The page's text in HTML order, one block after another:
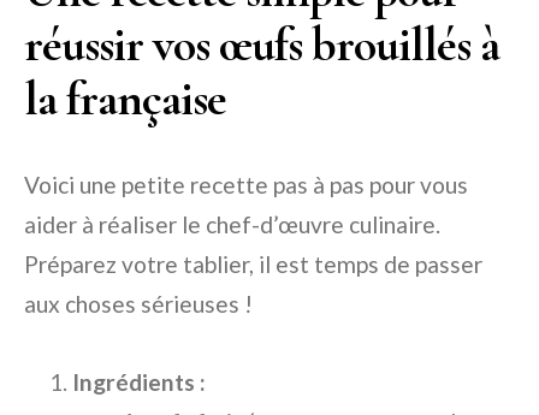
réussir vos œufs brouillés à
la française
Voici une petite recette pas à pas pour vous
aider à réaliser le chef-d’œuvre culinaire.
Préparez votre tablier, il est temps de passer
aux choses sérieuses !
Ingrédients :